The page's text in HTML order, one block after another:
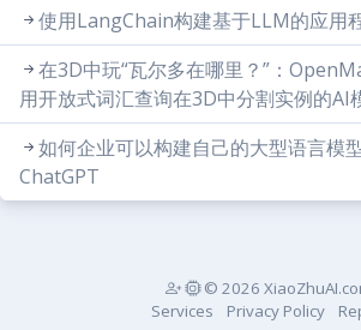
使用LangChain构建基于LLM的应用
在3D中玩“瓦尔多在哪里？”：
用开放式词汇查询在3D中分割实例的AI
如何企业可以构建自己的大型语言模
ChatGPT
© 2026
Services
Privacy Policy